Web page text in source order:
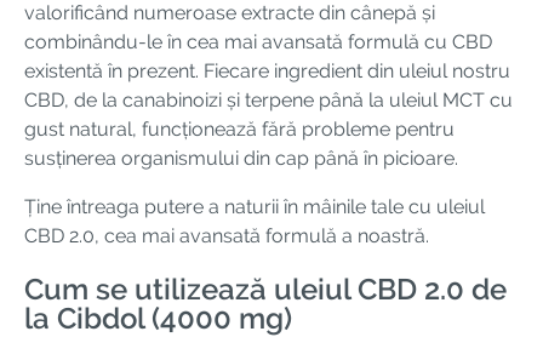
valorificând numeroase extracte din cânepă și
combinându-le în cea mai avansată formulă cu CBD
existentă în prezent. Fiecare ingredient din uleiul nostru
CBD, de la canabinoizi și terpene până la uleiul MCT cu
gust natural, funcționează fără probleme pentru
susținerea organismului din cap până în picioare.
Ține întreaga putere a naturii în mâinile tale cu uleiul
CBD 2.0, cea mai avansată formulă a noastră.
Cum se utilizează uleiul CBD 2.0 de
la Cibdol (4000 mg)